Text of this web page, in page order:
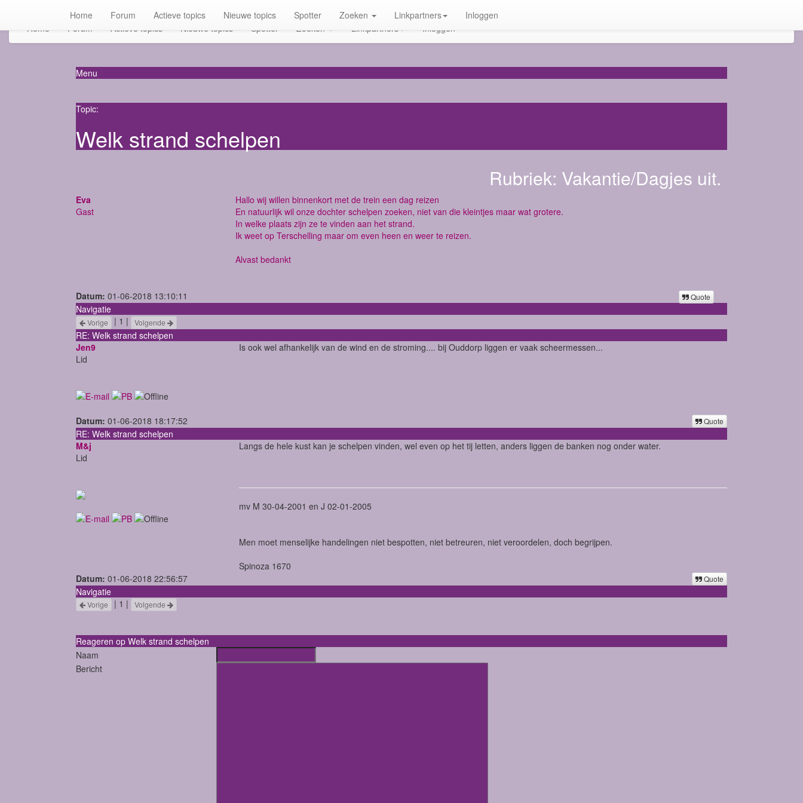
Home Forum Actieve topics Nieuwe topics Spotter Zoeken Linkpartners Inloggen
Home Forum Actieve topics Nieuwe topics Spotter Zoeken Linkpartners Inloggen
Menu
Topic:
Welk strand schelpen
Rubriek: Vakantie/Dagjes uit.
Eva
Gast
Hallo wij willen binnenkort met de trein een dag reizen
En natuurlijk wil onze dochter schelpen zoeken, niet van die kleintjes maar wat grotere.
In welke plaats zijn ze te vinden aan het strand.
Ik weet op Terschelling maar om even heen en weer te reizen.
Alvast bedankt
Datum: 01-06-2018 13:10:11 Quote
Navigatie
Vorige | 1 | Volgende
RE: Welk strand schelpen
Jen9
Lid
Is ook wel afhankelijk van de wind en de stroming.... bij Ouddorp liggen er vaak scheermessen...
Datum: 01-06-2018 18:17:52 Quote
RE: Welk strand schelpen
M&j
Lid
Langs de hele kust kan je schelpen vinden, wel even op het tij letten, anders liggen de banken nog onder water.
mv M 30-04-2001 en J 02-01-2005
Men moet menselijke handelingen niet bespotten, niet betreuren, niet veroordelen, doch begrijpen.
Spinoza 1670
Datum: 01-06-2018 22:56:57 Quote
Navigatie
Vorige | 1 | Volgende
Reageren op Welk strand schelpen
Naam
Bericht